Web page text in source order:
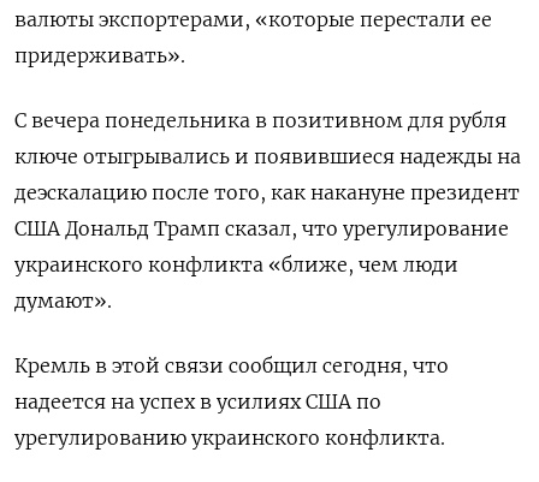
валюты экспортерами, «которые перестали ее
придерживать».
С вечера понедельника в позитивном для рубля
ключе отыгрывались и появившиеся надежды на
деэскалацию после того, как накануне президент
США Дональд Трамп сказал, что урегулирование
украинского конфликта «ближе, чем люди
думают».
Кремль в этой связи сообщил сегодня, что
надеется ​на успех в усилиях США по
урегулированию ⁠украинского конфликта.